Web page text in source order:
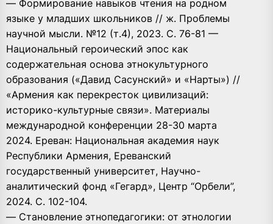
— Формирование навыков чтения на родном
языке у младших школьников // ж. Проблемы
научной мысли. №12 (т.4), 2023. С. 76-81 —
Национальный героический эпос как
содержательная основа этнокультурного
образования («Давид Сасунский» и «Нарты») //
«Армения как перекресток цивилизаций:
историко-культурные связи». Материалы
международной конференции 28-30 марта
2024. Ереван: Национальная академия наук
Республики Армения, Ереванский
государственный университет, Научно-
аналитический фонд «Гегард», Центр “Орбели”,
2024. С. 102-104.
— Становление этнопедагогики: от этнологии